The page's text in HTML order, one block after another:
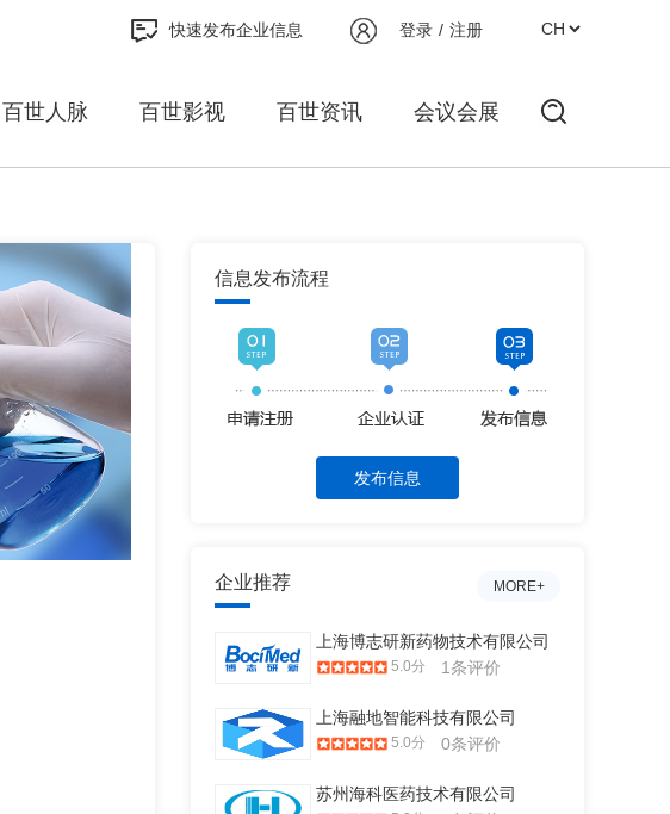
登录 / 注册
快速发布企业信息
百世人脉 百世影视 百世资讯 会议会展
信息发布流程
发布信息
企业推荐 MORE+
上海博志研新药物技术有限公司
5.0分 1条评价
上海融地智能科技有限公司
5.0分 0条评价
苏州海科医药技术有限公司